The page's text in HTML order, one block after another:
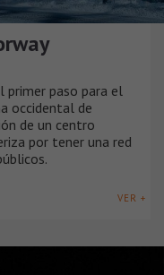
primer paso para el
occidental de
de un centro
por tener una red
VER +